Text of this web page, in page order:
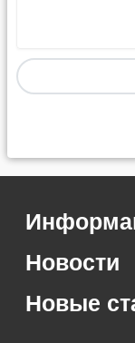
Новости
Новые